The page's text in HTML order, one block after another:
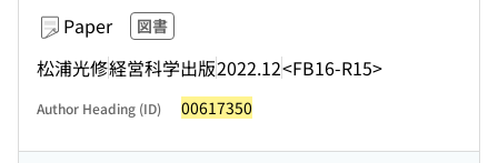
Paper 図書
松浦光修経営科学出版2022.12<FB16-R15>
Author Heading (ID) 00617350